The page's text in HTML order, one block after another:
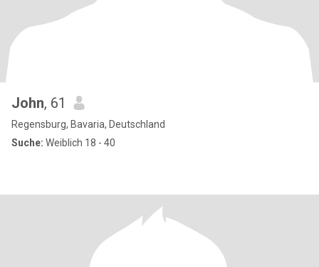
John, 61
Regensburg, Bavaria, Deutschland
Suche: Weiblich 18 - 40